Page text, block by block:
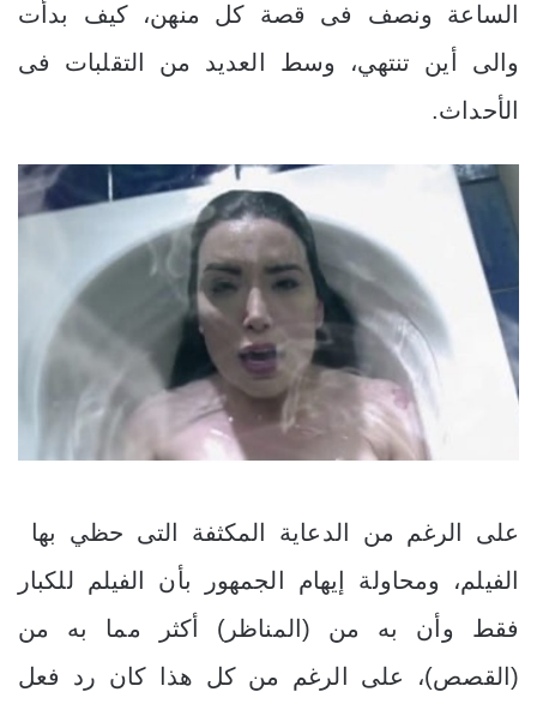
الساعة ونصف فى قصة كل منهن، كيف بدأت
والى أين تنتهي، وسط العديد من التقلبات فى
الأحداث.
على الرغم من الدعاية المكثفة التى حظي بها
الفيلم، ومحاولة إيهام الجمهور بأن الفيلم للكبار
فقط وأن به من (المناظر) أكثر مما به من
(القصص)، على الرغم من كل هذا كان رد فعل